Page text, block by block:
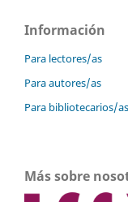
Información
Para lectores/as
Para autores/as
Para bibliotecarios/as
Más sobre